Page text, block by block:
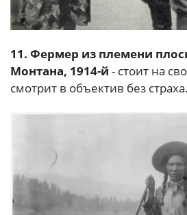
11. Фермер из племени
Монтана, 1914-й - стоит на
смотрит в объектив без страха.